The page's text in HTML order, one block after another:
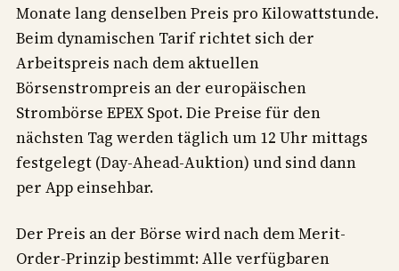
Monate lang denselben Preis pro Kilowattstunde.
Beim dynamischen Tarif richtet sich der
Arbeitspreis nach dem aktuellen
Börsenstrompreis an der europäischen
Strombörse EPEX Spot. Die Preise für den
nächsten Tag werden täglich um 12 Uhr mittags
festgelegt (Day-Ahead-Auktion) und sind dann
per App einsehbar.
Der Preis an der Börse wird nach dem Merit-
Order-Prinzip bestimmt: Alle verfügbaren